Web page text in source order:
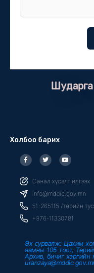
Шударга
Холбоо барих
F
a
c
b
o
o
k
f
T
w
i
t
r
Y
o
u
u
e
Санал хүсэлт илгээх
info@mddic.gov.mn
51-265115 /төрийн
+976-11330781
Эх сурвалж: Цахим
яамны 105 тоот,
Архив, бичиг хэргийн